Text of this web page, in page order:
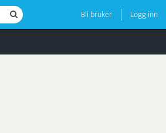
Bli bruker Logg inn